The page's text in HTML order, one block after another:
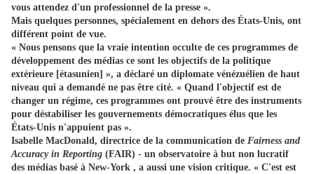
vous attendez d'un professionnel de la presse ».
Mais quelques personnes, spécialement en dehors des États-Unis, ont
différent point de vue.
« Nous pensons que la vraie intention occulte de ces programmes de
développement des médias ce sont les objectifs de la politique
extérieure [étasunien] », a déclaré un diplomate vénézuélien de haut
niveau qui a demandé ne pas être cité. « Quand l'objectif est de
changer un régime, ces programmes ont prouvé être des instruments
pour déstabiliser les gouvernements démocratiques élus que les
États-Unis n'appuient pas ».
Isabelle MacDonald, directrice de la communication de Fairness and
Accuracy in Reporting (FAIR) - un observatoire à but non lucratif
des médias basé à New-York , a aussi une vision critique. « C'est est